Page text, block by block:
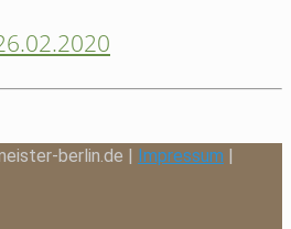
berlin.de | Impressum |